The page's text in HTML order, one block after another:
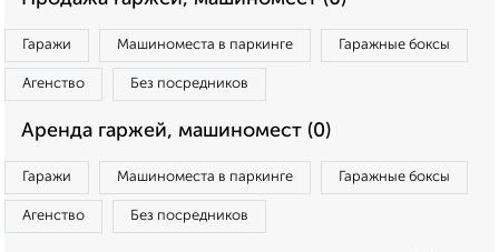
Гаражи Машиноместа в паркинге Гаражные боксы
Агенство Без посредников
Аренда гаржей, машиномест (0)
Гаражи Машиноместа в паркинге Гаражные боксы
Агенство Без посредников